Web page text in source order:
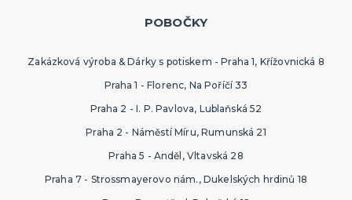
POBOČKY
Zakázková výroba & Dárky s potiskem - Praha 1, Křížovnická 8
Praha 1 - Florenc, Na Poříčí 33
Praha 2 - I. P. Pavlova, Lublaňská 52
Praha 2 - Náměstí Míru, Rumunská 21
Praha 5 - Anděl, Vltavská 28
Praha 7 - Strossmayerovo nám., Dukelských hrdinů 18